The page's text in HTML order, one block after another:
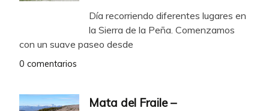
Día recorriendo diferentes lugares en
la Sierra de la Peña. Comenzamos
con un suave paseo desde
0 comentarios
Mata del Fraile –